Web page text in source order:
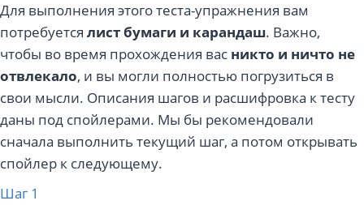
Для выполнения этого теста-упражнения вам
потребуется лист бумаги и карандаш. Важно,
чтобы во время прохождения вас никто и ничто не
отвлекало, и вы могли полностью погрузиться в
свои мысли. Описания шагов и расшифровка к тесту
даны под спойлерами. Мы бы рекомендовали
сначала выполнить текущий шаг, а потом открывать
спойлер к следующему.
Шаг 1